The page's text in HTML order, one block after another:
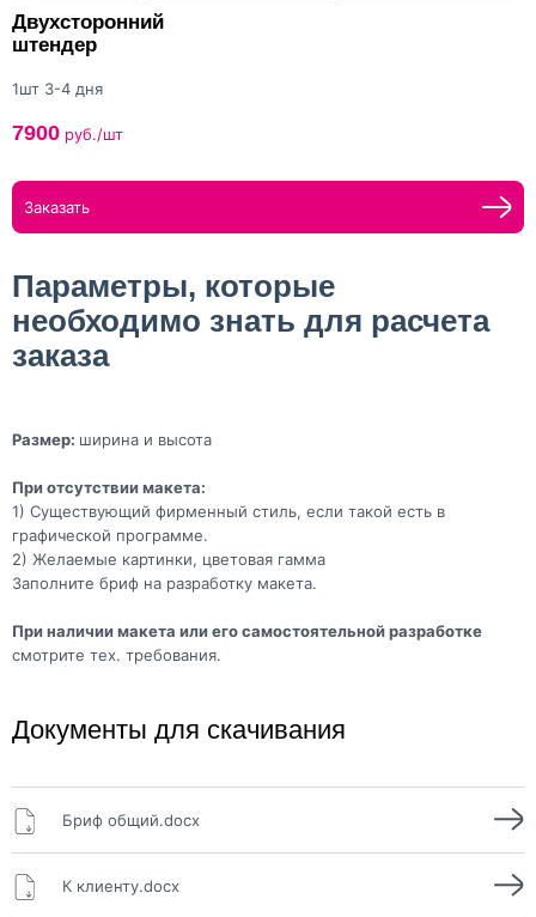
Двухсторонний
штендер
1шт 3-4 дня
7900 руб./шт
Заказать
Параметры, которые
необходимо знать для расчета
заказа
Размер: ширина и высота
При отсутствии макета:
1) Существующий фирменный стиль, если такой есть в
графической программе.
2) Желаемые картинки, цветовая гамма
Заполните бриф на разработку макета.
При наличии макета или его самостоятельной разработке
смотрите тех. требования.
Документы для скачивания
Бриф общий.docx
К клиенту.docx